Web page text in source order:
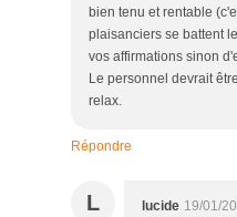
bien tenu et rentable
plaisanciers se battent
vos affirmations sinon
Le personnel devrait
relax.
Répondre
L lucide 19/01/